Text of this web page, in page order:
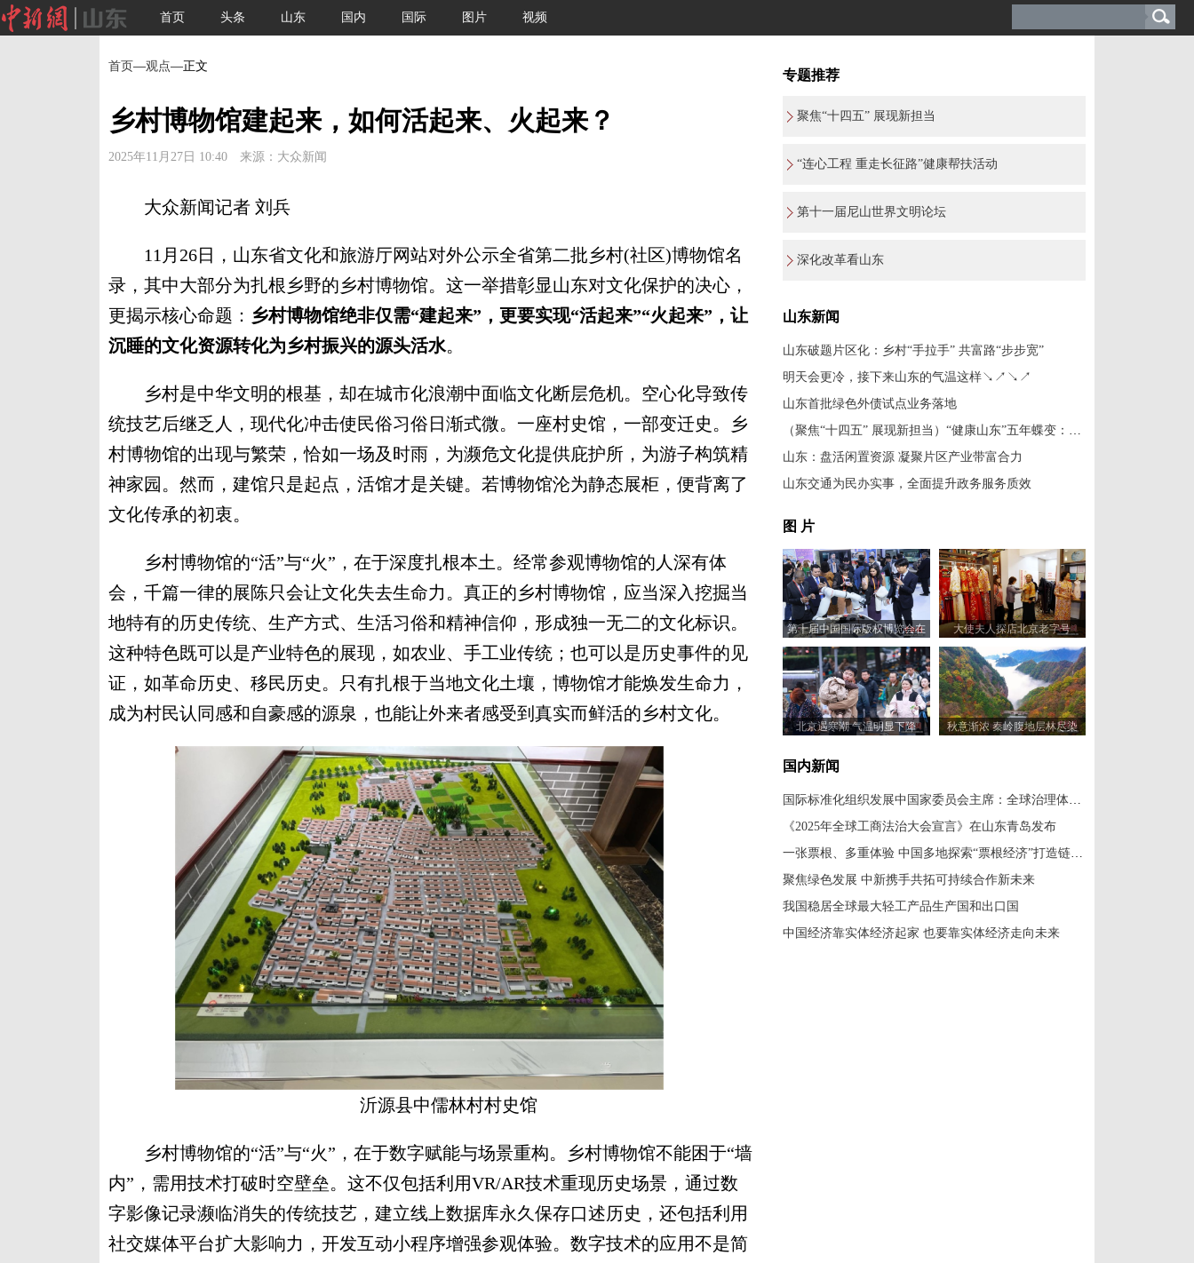
首页 头条 山东 国内 国际 图片 视频
首页—观点—正文
乡村博物馆建起来，如何活起来、火起来？
2025年11月27日 10:40 来源：大众新闻
大众新闻记者 刘兵
11月26日，山东省文化和旅游厅网站对外公示全省第二批乡村(社区)博物馆名
录，其中大部分为扎根乡野的乡村博物馆。这一举措彰显山东对文化保护的决心，
更揭示核心命题： 乡村博物馆绝非仅需“建起来”，更要实现“活起来”“火起来”，让
沉睡的文化资源转化为乡村振兴的源头活水。
乡村是中华文明的根基，却在城市化浪潮中面临文化断层危机。空心化导致传
统技艺后继乏人，现代化冲击使民俗习俗日渐式微。一座村史馆，一部变迁史。乡
村博物馆的出现与繁荣，恰如一场及时雨，为濒危文化提供庇护所，为游子构筑精
神家园。然而，建馆只是起点，活馆才是关键。若博物馆沦为静态展柜，便背离了
文化传承的初衷。
乡村博物馆的“活”与“火”，在于深度扎根本土。经常参观博物馆的人深有体
会，千篇一律的展陈只会让文化失去生命力。真正的乡村博物馆，应当深入挖掘当
地特有的历史传统、生产方式、生活习俗和精神信仰，形成独一无二的文化标识。
这种特色既可以是产业特色的展现，如农业、手工业传统；也可以是历史事件的见
证，如革命历史、移民历史。只有扎根于当地文化土壤，博物馆才能焕发生命力，
成为村民认同感和自豪感的源泉，也能让外来者感受到真实而鲜活的乡村文化。
沂源县中儒林村村史馆
乡村博物馆的“活”与“火”，在于数字赋能与场景重构。乡村博物馆不能困于“墙
内”，需用技术打破时空壁垒。这不仅包括利用VR/AR技术重现历史场景，通过数
字影像记录濒临消失的传统技艺，建立线上数据库永久保存口述历史，还包括利用
社交媒体平台扩大影响力，开发互动小程序增强参观体验。数字技术的应用不是简
专题推荐
聚焦“十四五” 展现新担当
“连心工程 重走长征路”健康帮扶活动
第十一届尼山世界文明论坛
深化改革看山东
山东新闻
山东破题片区化：乡村“手拉手” 共富路“步步宽”
明天会更冷，接下来山东的气温这样↘↗↘↗
山东首批绿色外债试点业务落地
（聚焦“十四五” 展现新担当）“健康山东”五年蝶变：医疗服务提质增效
山东：盘活闲置资源 凝聚片区产业带富合力
山东交通为民办实事，全面提升政务服务质效
图 片
第十届中国国际版权博览会在
山东青岛开幕
大使夫人探店北京老字号
北京遇寒潮 气温明显下降 秋意渐浓 秦岭腹地层林尽染
国内新闻
国际标准化组织发展中国家委员会主席：全球治理体系改革应共建共享
《2025年全球工商法治大会宣言》在山东青岛发布
一张票根、多重体验 中国多地探索“票根经济”打造链式消费新场景
聚焦绿色发展 中新携手共拓可持续合作新未来
我国稳居全球最大轻工产品生产国和出口国
中国经济靠实体经济起家 也要靠实体经济走向未来